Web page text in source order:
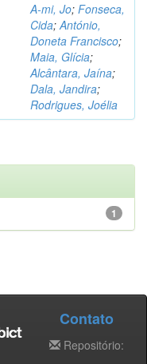
A-mi, Jo; Fonseca,
Cida;António,
Doneta Francisco;
Maia, Glícia;
Alcântara, Jaína;
Dala, Jandira;
Rodrigues, Joélia
1
Contato
Repositório: